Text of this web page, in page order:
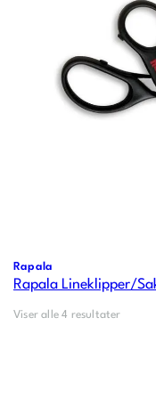
Rapala
Rapala Lineklipper/
Viser alle 4 resultater